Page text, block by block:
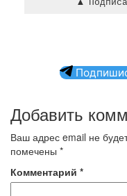
Добавить
Ваш адрес email не
помечены *
Комментарий *